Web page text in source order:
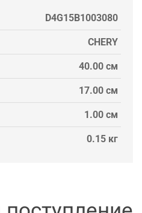
D4G15B1003080
CHERY
40.00 см
17.00 см
1.00 см
0.15 кг